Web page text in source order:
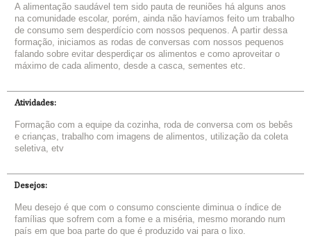
A alimentação saudável tem sido pauta de reuniões há alguns anos
na comunidade escolar, porém, ainda não havíamos feito um trabalho
de consumo sem desperdício com nossos pequenos. A partir dessa
formação, iniciamos as rodas de conversas com nossos pequenos
falando sobre evitar desperdiçar os alimentos e como aproveitar o
máximo de cada alimento, desde a casca, sementes etc.
Atividades:
Formação com a equipe da cozinha, roda de conversa com os bebês
e crianças, trabalho com imagens de alimentos, utilização da coleta
seletiva, etv
Desejos:
Meu desejo é que com o consumo consciente diminua o índice de
famílias que sofrem com a fome e a miséria, mesmo morando num
país em que boa parte do que é produzido vai para o lixo.